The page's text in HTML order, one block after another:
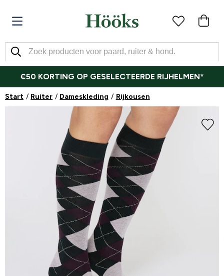
€50 KORTING OP GESELECTEERDE RIJHELMEN*
Start Ruiter Dameskleding Rijkousen